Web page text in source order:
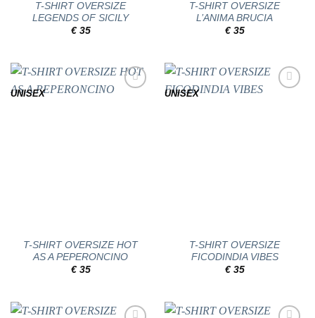
T-SHIRT OVERSIZE
LEGENDS OF SICILY
€35
T-SHIRT OVERSIZE
L’ANIMA BRUCIA
€35
UNISEX
T-SHIRT OVERSIZE HOT
AS A PEPERONCINO
€35
UNISEX
T-SHIRT OVERSIZE
FICODINDIA VIBES
€35